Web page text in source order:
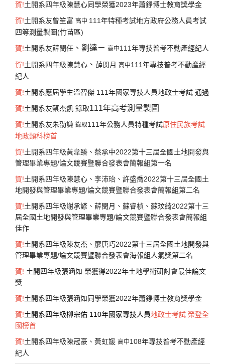
賀!土開系四年級陳慧心同學榮獲2023年蕭錚博士教育獎學金
賀!土開系友曾笙富 高中 111年特種考試地方政府公務人員考試
四等測量製圖(竹苗區)
賀!土開系友薛閔任、劉達ㄧ 高中111年專技普考不動產經紀人
賀!土開系四年級陳慧心、 薛閔月 高中111年專技普考不動產經
紀人
賀!土開系應屆學生溫智傑 111年國家專技人員地政士考試 通過
賀!土開系友蔡杰凱錄取111年高考測量製圖
賀!土開系友朱劭謙 錄取111年公務人員特種考試原住民族考試
地政類科榜首
賀!土開系四年級黃韋臻、蔡承中2022第十三屆全國土地開發與
管理畢業專題/論文競賽暨聯合發表會簡報組第一名
賀!土開系四年級陳慧心、李沛珆、許盛喬2022第十三屆全國土
地開發與管理畢業專題/論文競賽暨聯合發表會簡報組第二名
賀!土開系四年級謝承諺、薛閔月、蘇睿楨、蘇玟綺2022第十三
屆全國土地開發與管理畢業專題/論文競賽暨聯合發表會簡報組
佳作
賀!土開系四年級陳友杰、廖唐巧2022第十三屆全國土地開發與
管理畢業專題/論文競賽暨聯合發表會海報組人氣獎第二名
賀! 土開四年級張涵如 榮獲得2022年土地學術研討會最佳論文
獎
賀!土開系四年級張涵如同學榮獲2022年蕭錚博士教育獎學金
賀!土開系四年級柳宗佑 110年國家專技人員地政士考試 榮登全
國榜首
賀!土開系四年級陳冠豪、黃虹媛 高中108年專技普考不動產經
紀人